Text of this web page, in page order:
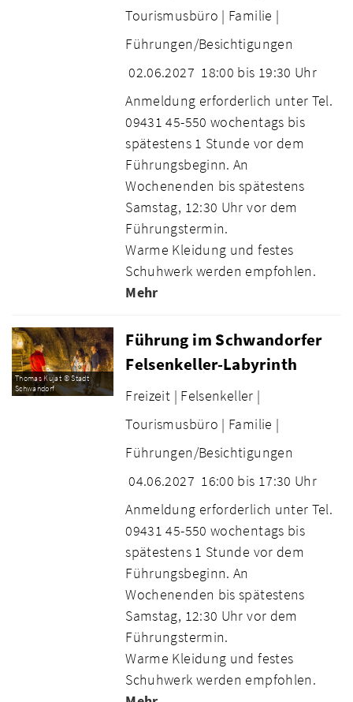
Tourismusbüro | Familie |
Führungen/Besichtigungen
02.06.2027 18:00 bis 19:30 Uhr
Anmeldung erforderlich unter Tel.
09431 45-550 wochentags bis
spätestens 1 Stunde vor dem
Führungsbeginn. An
Wochenenden bis spätestens
Samstag, 12:30 Uhr vor dem
Führungstermin.
Warme Kleidung und festes
Schuhwerk werden empfohlen.
Mehr
Thomas Kujat © Stadt
Schwandorf
Führung im Schwandorfer
Felsenkeller-Labyrinth
Freizeit | Felsenkeller |
Tourismusbüro | Familie |
Führungen/Besichtigungen
04.06.2027 16:00 bis 17:30 Uhr
Anmeldung erforderlich unter Tel.
09431 45-550 wochentags bis
spätestens 1 Stunde vor dem
Führungsbeginn. An
Wochenenden bis spätestens
Samstag, 12:30 Uhr vor dem
Führungstermin.
Warme Kleidung und festes
Schuhwerk werden empfohlen.